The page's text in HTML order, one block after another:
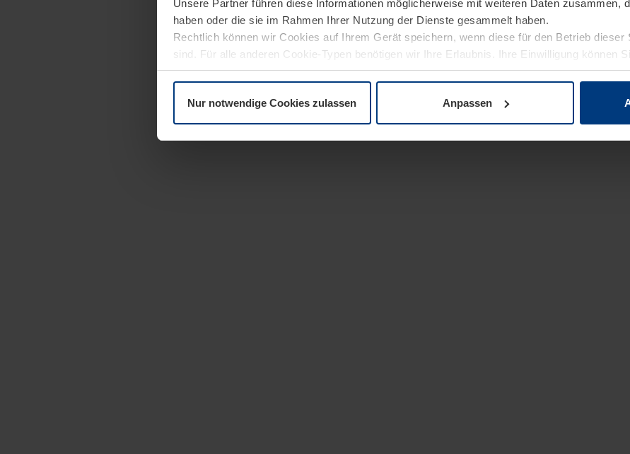
Unsere Partner führen diese Informationen möglicherweise mit weiteren Daten zusammen,
haben oder die sie im Rahmen Ihrer Nutzung der Dienste gesammelt haben.
Rechtlich können wir Cookies auf Ihrem Gerät speichern, wenn diese für den Betrieb dieser
sind. Für alle anderen Cookie-Typen benötigen wir Ihre Erlaubnis. Ihre Einwilligung können
Erläuterung auf der SeiteDatenschutzerklärungunserer Website ändern oder widerrufen.
Nur notwendige Cookies zulassen Anpassen